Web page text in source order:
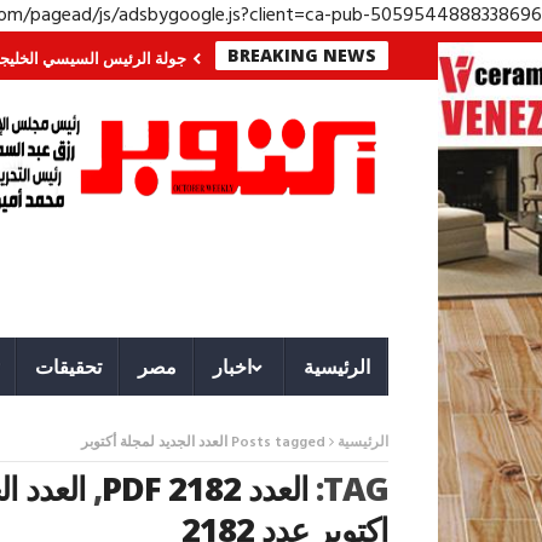
pagead/js/adsbygoogle.js?client=ca-pub-5059544888338696
BREAKING NEWS
الجنوب؟ معركة لا تُرى.. وحراس لا ينامون جولة الرئيس السيسي الخليجية..
الرئيسية اخبار مصر تحقيقات
الرئيسية Posts tagged العدد الجديد لمجلة أكتوبر
TAG: العدد 2182 PDF , العدد
اكتوبر عدد 2182